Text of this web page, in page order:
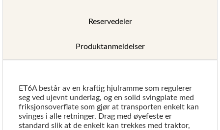
Reservedeler
Produktanmeldelser
ET6A består av en kraftig hjulramme som regulerer
seg ved ujevnt underlag, og en solid svingplate med
friksjonsoverflate som gjør at transporten enkelt kan
svinges i alle retninger. Drag med øyefeste er
standard slik at de enkelt kan trekkes med traktor,